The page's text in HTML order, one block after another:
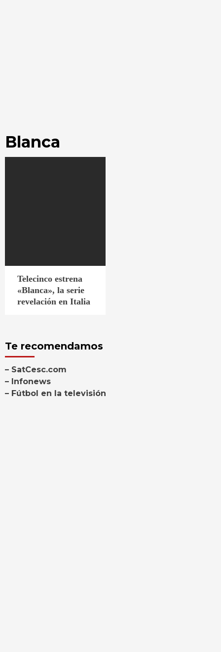
Blanca
Telecinco estrena
«Blanca», la serie
revelación en Italia
Te recomendamos
– SatCesc.com
– Infonews
– Fútbol en la televisión